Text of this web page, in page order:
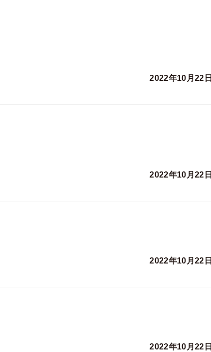
2022年10月22日
2022年10月22日
2022年10月22日
2022年10月22日